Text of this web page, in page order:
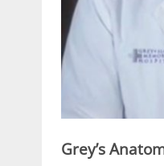
Grey’s